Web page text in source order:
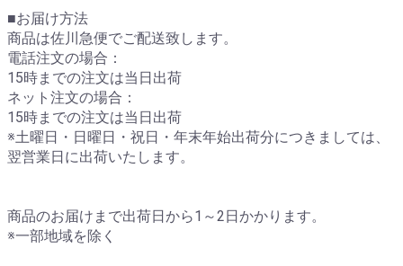
■お届け方法
商品は佐川急便でご配送致します。
電話注文の場合：
15時までの注文は当日出荷
ネット注文の場合：
15時までの注文は当日出荷
※土曜日・日曜日・祝日・年末年始出荷分につきましては、
翌営業日に出荷いたします。
商品のお届けまで出荷日から1～2日かかります。
※一部地域を除く